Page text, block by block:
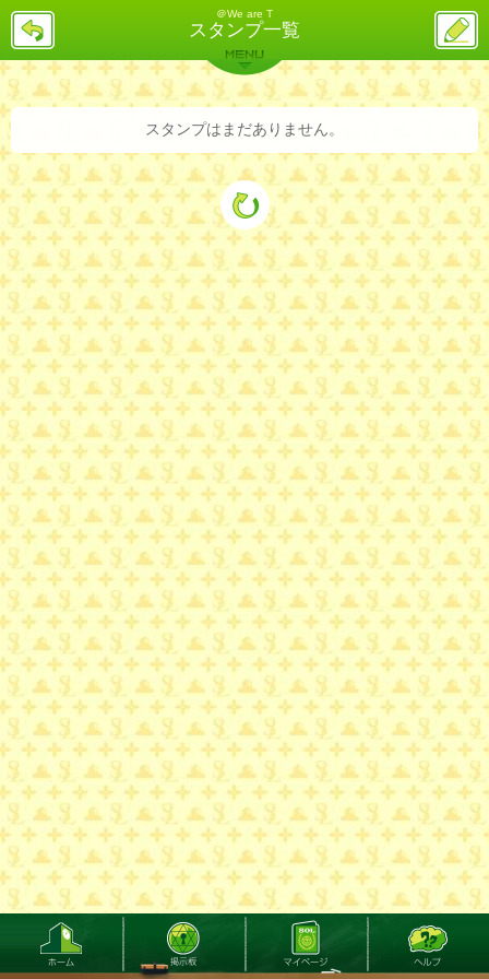
＠We are T
スタンプ一覧
戻
ス
投
稿
バックナンバー 詳細検索 ランキング
MENU
スタンプはまだありません。